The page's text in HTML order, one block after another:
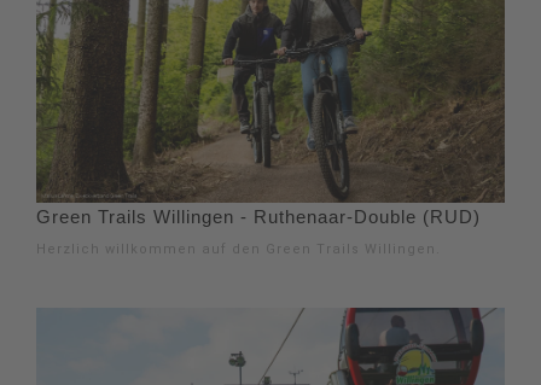
Green Trails Willingen - Ruthenaar-Double (RUD)
Herzlich willkommen auf den Green Trails Willingen.